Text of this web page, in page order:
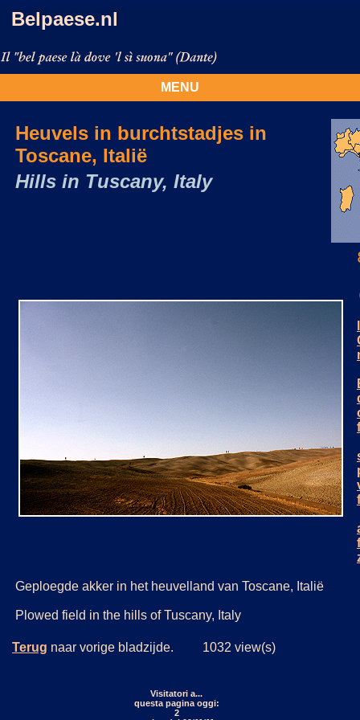
Belpaese.nl
MENU
Heuvels in burchtstadjes in
Toscane, Italië
Hills in Tuscany, Italy
Geploegde akker in het heuvelland van Toscane, Italië
Plowed field in the hills of Tuscany, Italy
Terug naar vorige bladzijde. 1032 view(s)
Visitatori a...
questa pagina oggi:
2